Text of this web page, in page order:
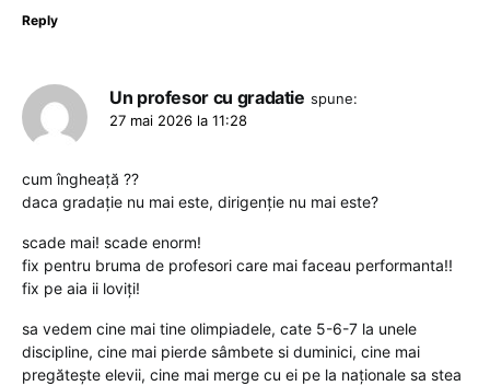
Reply
Un profesor cu gradatie spune:
27 mai 2026 la 11:28
cum îngheață ??
daca gradație nu mai este, dirigenție nu mai este?
scade mai! scade enorm!
fix pentru bruma de profesori care mai faceau performanta!!
fix pe aia ii loviți!
sa vedem cine mai tine olimpiadele, cate 5-6-7 la unele
discipline, cine mai pierde sâmbete si duminici, cine mai
pregătește elevii, cine mai merge cu ei pe la naționale sa stea